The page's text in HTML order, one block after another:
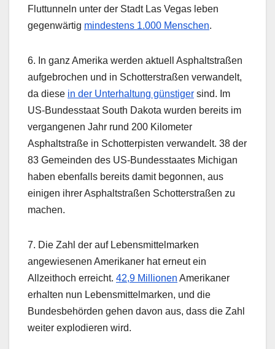
Fluttunneln unter der Stadt Las Vegas leben
gegenwärtig mindestens 1.000 Menschen.
6. In ganz Amerika werden aktuell Asphaltstraßen
aufgebrochen und in Schotterstraßen verwandelt,
da diese in der Unterhaltung günstiger sind. Im
US-Bundesstaat South Dakota wurden bereits im
vergangenen Jahr rund 200 Kilometer
Asphaltstraße in Schotterpisten verwandelt. 38 der
83 Gemeinden des US-Bundesstaates Michigan
haben ebenfalls bereits damit begonnen, aus
einigen ihrer Asphaltstraßen Schotterstraßen zu
machen.
7. Die Zahl der auf Lebensmittelmarken
angewiesenen Amerikaner hat erneut ein
Allzeithoch erreicht. 42,9 Millionen Amerikaner
erhalten nun Lebensmittelmarken, und die
Bundesbehörden gehen davon aus, dass die Zahl
weiter explodieren wird.